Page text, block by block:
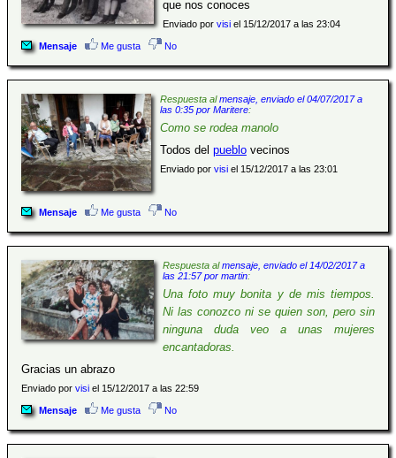
que nos conoces
Enviado por visi el 15/12/2017 a las 23:04
Mensaje Me gusta No
Respuesta almensaje, enviado el 04/07/2017 a
las 0:35 por Maritere:
Como se rodea manolo
Todos del pueblovecinos
Enviado por visiel 15/12/2017 a las 23:01
Mensaje Me gusta No
Respuesta almensaje, enviado el 14/02/2017 a
las 21:57 por martin:
Una foto muy bonita y de mis tiempos.
Ni las conozco ni se quien son, pero sin
ninguna duda veo a unas mujeres
encantadoras.
Gracias un abrazo
Enviado por visi el 15/12/2017 a las 22:59
Mensaje Me gusta No